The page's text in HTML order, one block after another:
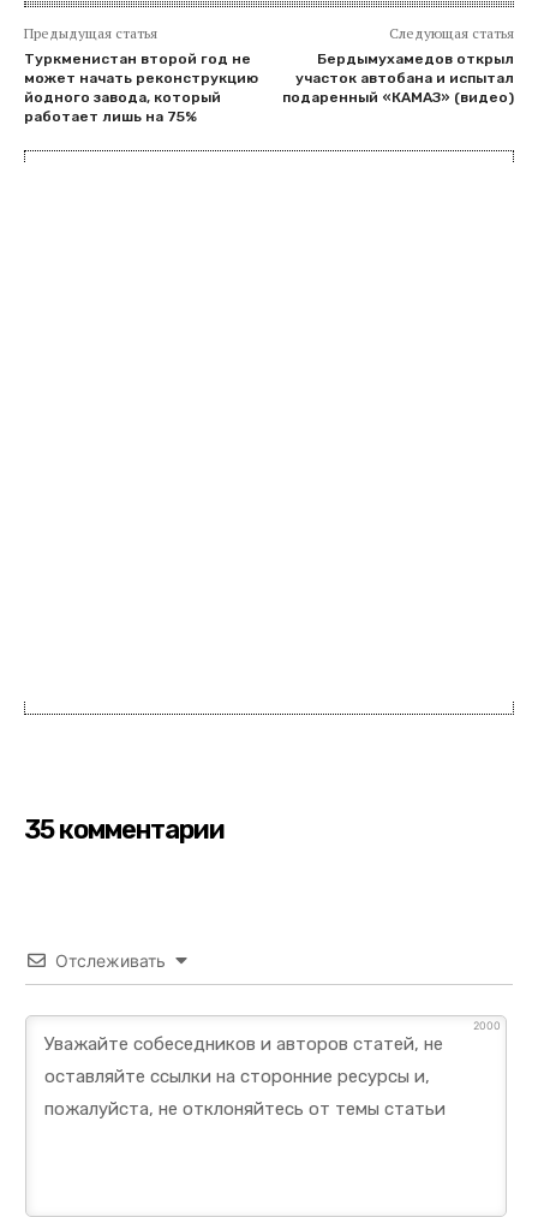
Предыдущая статья
Туркменистан второй год не
может начать реконструкцию
йодного завода, который
работает лишь на 75%
Следующая статья
Бердымухамедов открыл
участок автобана и испытал
подаренный «КАМАЗ» (видео)
35 комментарии
Отслеживать
2000